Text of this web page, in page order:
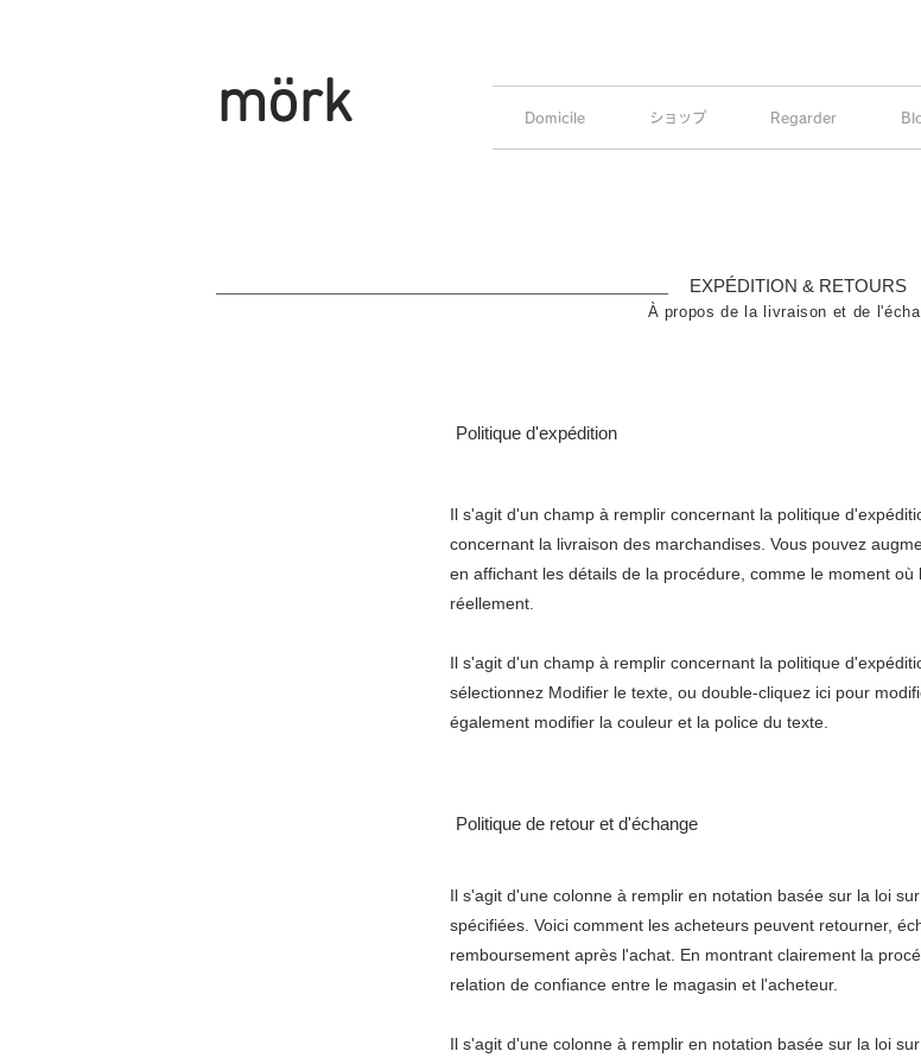
mörk Domicile ショップ Regarder
EXPÉDITION & RETOURS
À propos de la livraison et de
Politique d'expédition
Il s'agit d'un champ à remplir concernant la politique
concernant la livraison des marchandises. Vous pouvez
en affichant les détails de la procédure, comme le moment
réellement.
Il s'agit d'un champ à remplir concernant la politique
sélectionnez Modifier le texte, ou double-cliquez ici pour
également modifier la couleur et la police du texte.
Politique de retour et d'échange
Il s'agit d'une colonne à remplir en notation basée sur la loi
spécifiées. Voici comment les acheteurs peuvent retourner,
remboursement après l'achat. En montrant clairement la
relation de confiance entre le magasin et l'acheteur.
Il s'agit d'une colonne à remplir en notation basée sur la loi